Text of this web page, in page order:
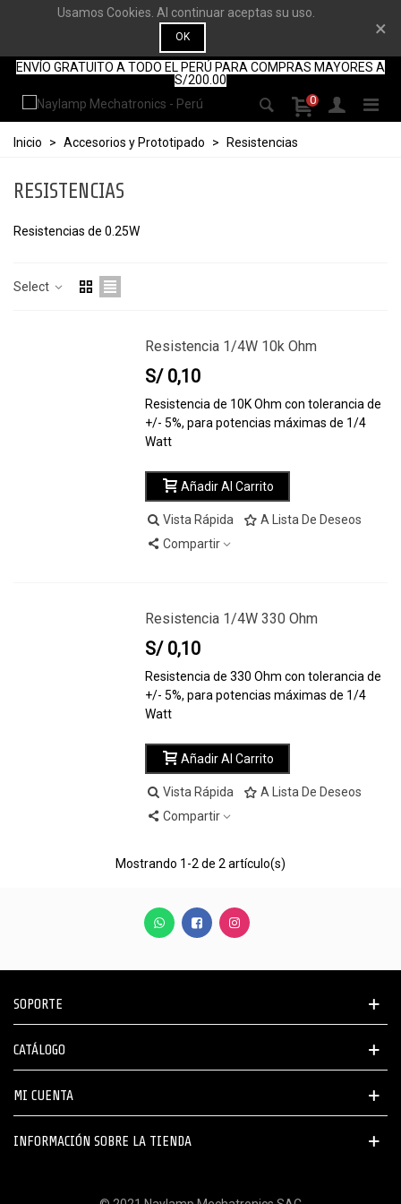
Usamos Cookies. Al continuar aceptas su uso.
OK ×
ENVÍO GRATUITO A TODO EL PERÚ PARA COMPRAS MAYORES A
S/200.00
0
Inicio > Accesorios y Prototipado > Resistencias
RESISTENCIAS
Resistencias de 0.25W
Select
Resistencia 1/4W 10k Ohm
S/ 0,10
Resistencia de 10K Ohm con tolerancia de
+/- 5%, para potencias máximas de 1/4
Watt
Añadir Al Carrito
Vista Rápida
A Lista De Deseos
Compartir
Resistencia 1/4W 330 Ohm
S/ 0,10
Resistencia de 330 Ohm con tolerancia de
+/- 5%, para potencias máximas de 1/4
Watt
Añadir Al Carrito
Vista Rápida
A Lista De Deseos
Compartir
Mostrando 1 -2 de 2 artículo(s)
SOPORTE
CATÁLOGO
MI CUENTA
INFORMACIÓN SOBRE LA TIENDA